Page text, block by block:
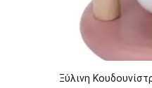
Ξύλινη